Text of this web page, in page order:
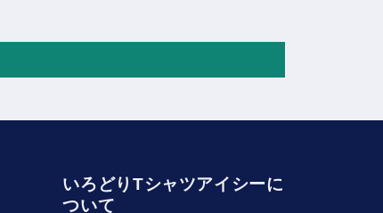
いろどりTシャツアイシーに
ついて